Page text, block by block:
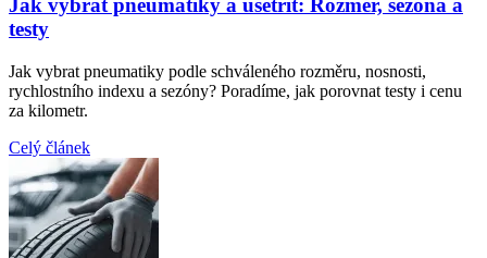
Jak vybrat pneumatiky a ušetřit: Rozměr, sezóna a
testy
Jak vybrat pneumatiky podle schváleného rozměru, nosnosti,
rychlostního indexu a sezóny? Poradíme, jak porovnat testy i cenu
za kilometr.
Celý článek